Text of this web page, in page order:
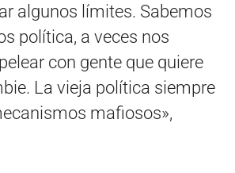
algunos límites. Sabemos
política, a veces nos
con gente que quiere
La vieja política siempre
mafiosos»,